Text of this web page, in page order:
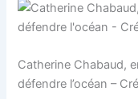
Catherine Chabaud,
défendre l’océan –